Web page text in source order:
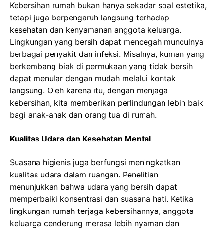
Kebersihan rumah bukan hanya sekadar soal estetika,
tetapi juga berpengaruh langsung terhadap
kesehatan dan kenyamanan anggota keluarga.
Lingkungan yang bersih dapat mencegah munculnya
berbagai penyakit dan infeksi. Misalnya, kuman yang
berkembang biak di permukaan yang tidak bersih
dapat menular dengan mudah melalui kontak
langsung. Oleh karena itu, dengan menjaga
kebersihan, kita memberikan perlindungan lebih baik
bagi anak-anak dan orang tua di rumah.
Kualitas Udara dan Kesehatan Mental
Suasana higienis juga berfungsi meningkatkan
kualitas udara dalam ruangan. Penelitian
menunjukkan bahwa udara yang bersih dapat
memperbaiki konsentrasi dan suasana hati. Ketika
lingkungan rumah terjaga kebersihannya, anggota
keluarga cenderung merasa lebih nyaman dan